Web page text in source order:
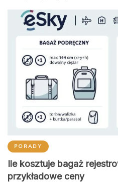
PORADY
Ile kosztuje bagaż
przykładowe ceny